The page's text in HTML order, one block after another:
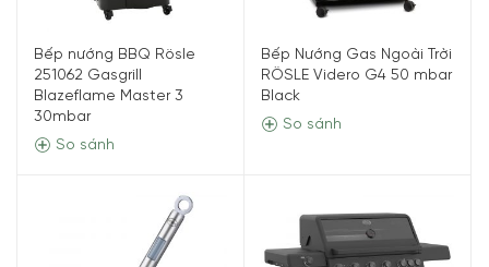
Bếp nướng BBQ Rösle
251062 Gasgrill
Blazeflame Master 3
30mbar
So sánh
Bếp Nướng Gas Ngoài Trời
RÖSLE Videro G4 50 mbar
Black
So sánh